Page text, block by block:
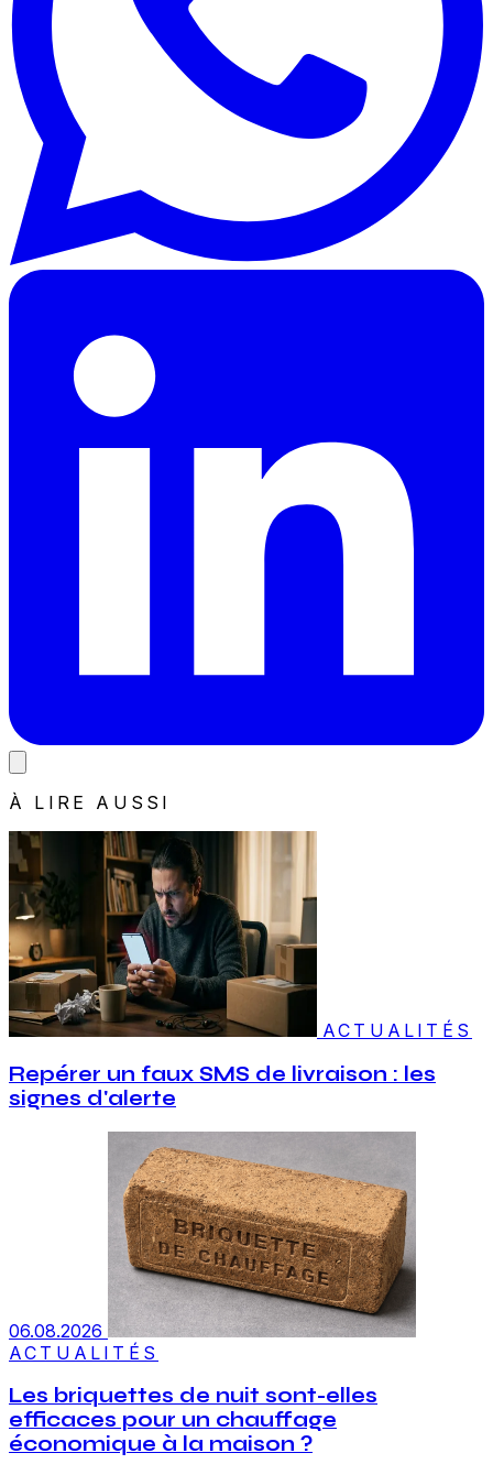
À LIRE AUSSI
ACTUALITÉS
Repérer un faux SMS de livraison : les
signes d'alerte
06.08.2026
ACTUALITÉS
Les briquettes de nuit sont-elles
efficaces pour un chauffage
économique à la maison ?